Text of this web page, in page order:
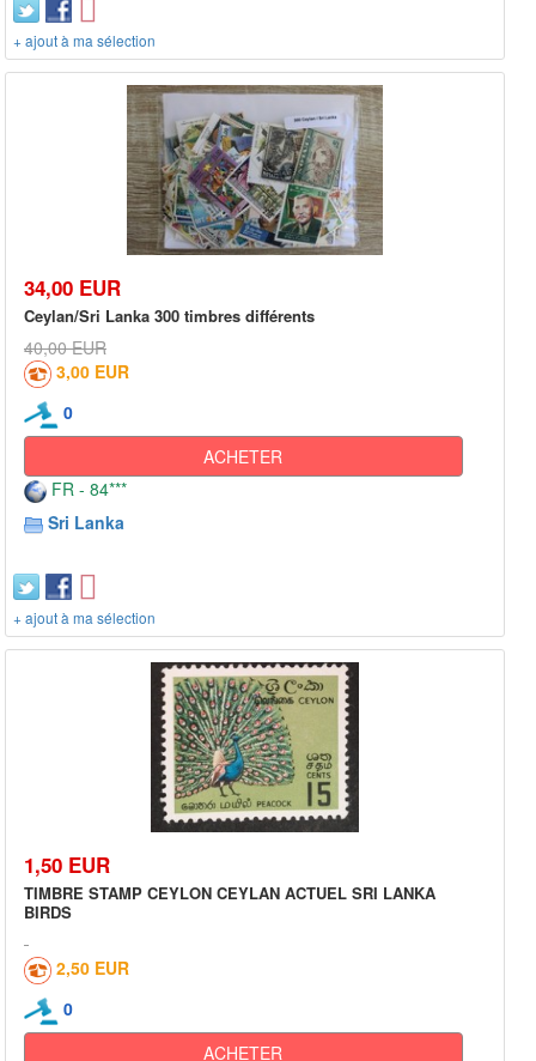
+ ajout à ma sélection
34,00 EUR
Ceylan/Sri Lanka 300 timbres différents
40,00 EUR
3,00 EUR
0
ACHETER
FR - 84***
Sri Lanka
+ ajout à ma sélection
1,50 EUR
TIMBRE STAMP CEYLON CEYLAN ACTUEL SRI LANKA
BIRDS
2,50 EUR
0
ACHETER